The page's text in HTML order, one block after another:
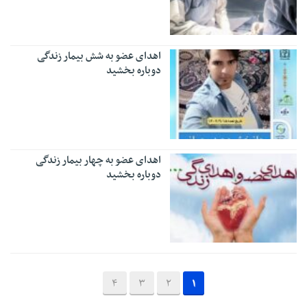
اهدای عضو به شش بیمار زندگی
دوباره بخشید
اهدای عضو به چهار بیمار زندگی
دوباره بخشید
1
2
3
4